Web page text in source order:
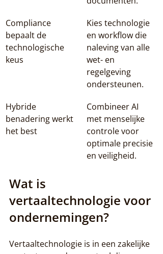
Compliance
bepaalt de
technologische
keus
Kies technologie
en workflow die
naleving van alle
wet- en
regelgeving
ondersteunen.
Hybride
benadering werkt
het best
Combineer AI
met menselijke
controle voor
optimale precisie
en veiligheid.
Wat is
vertaaltechnologie voor
ondernemingen?
Vertaaltechnologie is in een zakelijke